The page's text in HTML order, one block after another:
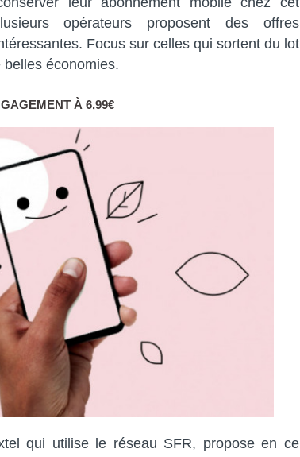
opérateurs proposent des offres
Focus sur celles qui sortent du lot
économies.
À 6,99€
qui utilise le réseau SFR, propose en ce